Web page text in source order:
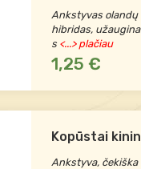
Ankstyvas olandų
hibridas,
s<...> plačiau
1,25 €
Kopūstai
Ankstyva,